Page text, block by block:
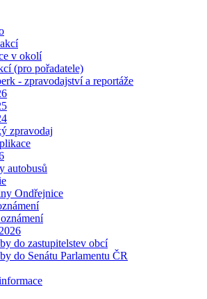
v okolí
(pro pořadatele)
- zpravodajství a reportáže
zpravodaj
autobusů
Ondřejnice
do zastupitelstev obcí
do Senátu Parlamentu ČR